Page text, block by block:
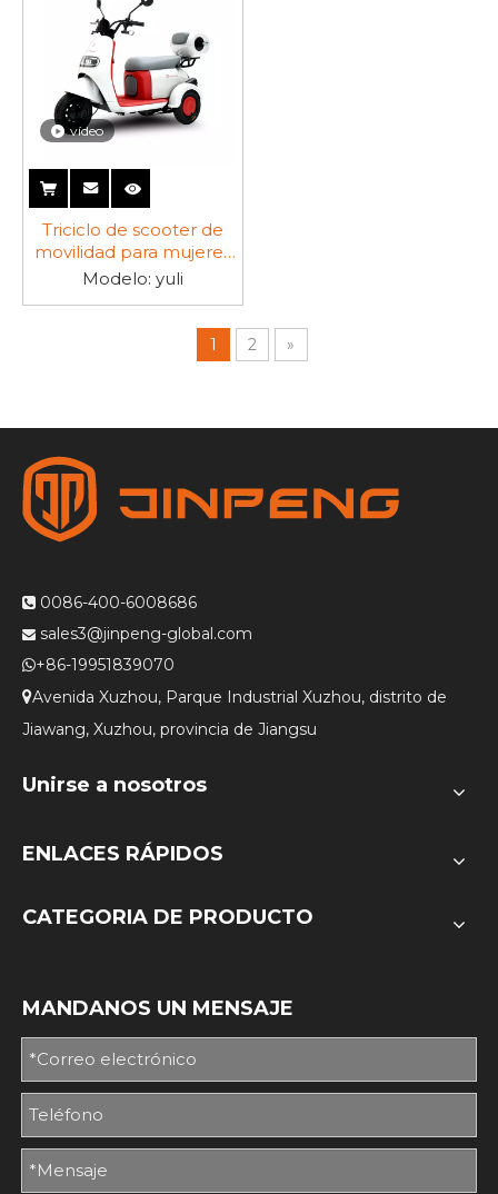
vídeo
Triciclo de scooter de
movilidad para mujeres
jóvenes de apariencia
Modelo: yuli
1 2 »
 0086-400-6008686
 sales3@jinpeng-global.com
+86-19951839070
Avenida Xuzhou, Parque Industrial Xuzhou, distrito de
Jiawang, Xuzhou, provincia de Jiangsu
Unirse a nosotros
ENLACES RÁPIDOS
CATEGORIA DE PRODUCTO
MANDANOS UN MENSAJE